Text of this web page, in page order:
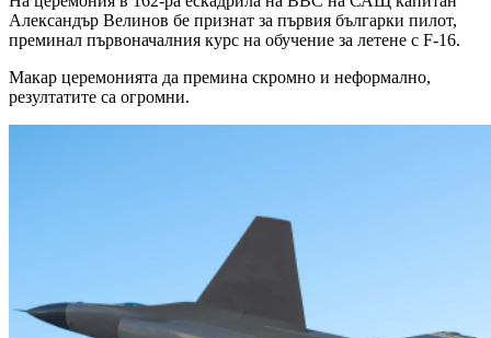
Александър Велинов бе признат за първия българки пилот,
преминал първоначалния курс на обучение за летене с F-16.
Макар церемонията да премина скромно и неформално,
резултатите са огромни.